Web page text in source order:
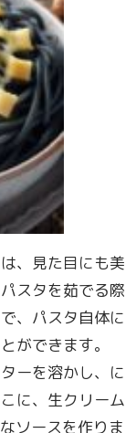
、見た目にも美
スタを茹でる際
、パスタ自体に
ができます。
ーを溶かし、に
に、生クリーム
ソースを作りま